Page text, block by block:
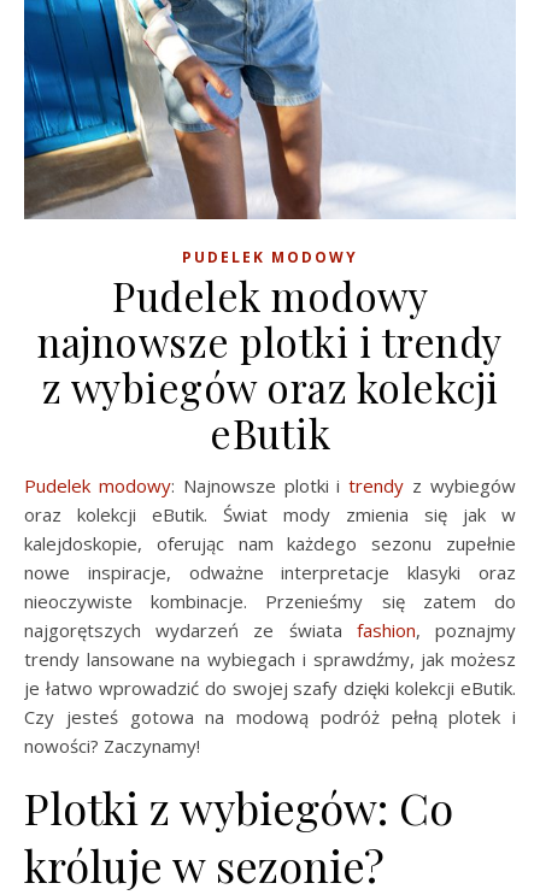
PUDELEK MODOWY
Pudelek modowy
najnowsze plotki i trendy
z wybiegów oraz kolekcji
eButik
Pudelek modowy: Najnowsze plotki itrendy z wybiegów
oraz kolekcji eButik. Świat mody zmienia się jak w
kalejdoskopie, oferując nam każdego sezonu zupełnie
nowe inspiracje, odważne interpretacje klasyki oraz
nieoczywiste kombinacje. Przenieśmy się zatem do
najgorętszych wydarzeń ze świata fashion, poznajmy
trendy lansowane na wybiegach i sprawdźmy, jak możesz
je łatwo wprowadzić do swojej szafy dzięki kolekcji eButik.
Czy jesteś gotowa na modową podróż pełną plotek i
nowości? Zaczynamy!
Plotki z wybiegów: Co
króluje w sezonie?